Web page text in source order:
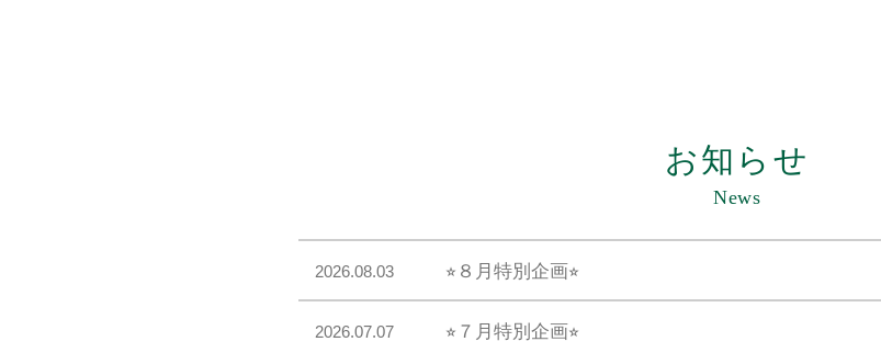
お知らせ
News
2026.08.03 ⭐︎８月特別企画⭐︎
2026.07.07 ⭐︎７月特別企画⭐︎